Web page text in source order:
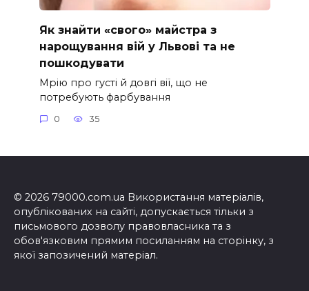
Як знайти «свого» майстра з
нарощування вій у Львові та не
пошкодувати
Мрію про густі й довгі вії, що не
потребують фарбування
0 35
© 2026 79000.com.ua Використання матеріалів,
опублікованих на сайті, допускається тільки з
письмового дозволу правовласника та з
обов'язковим прямим посиланням на сторінку, з
якої запозичений матеріал.